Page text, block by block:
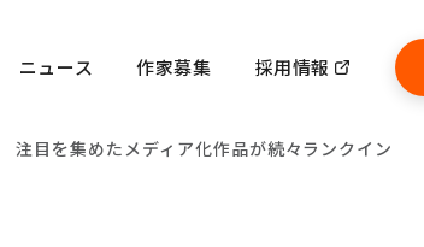
ニュース 作家募集 採用情報
目を集めたメディア化作品が続々ランクイン